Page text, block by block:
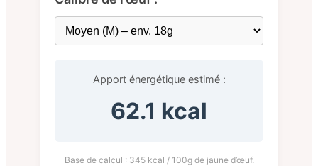
Apport énergétique estimé :
62.1 kcal
Base de calcul : 345 kcal / 100g de jaune d’œuf.